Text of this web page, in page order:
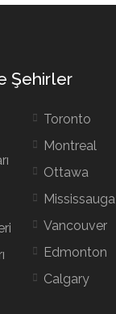
Şehirler
Toronto
Montreal
Ottawa
Mississauga
Vancouver
Edmonton
Calgary